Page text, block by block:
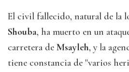
El civil fallecido, natural de la
Shouba, ha muerto en un
carretera de Msayleh, y la
tiene constancia de "varios